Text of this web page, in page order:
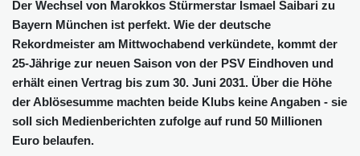
Der Wechsel von Marokkos Stürmerstar Ismael Saibari zu
Bayern München ist perfekt. Wie der deutsche
Rekordmeister am Mittwochabend verkündete, kommt der
25-Jährige zur neuen Saison von der PSV Eindhoven und
erhält einen Vertrag bis zum 30. Juni 2031. Über die Höhe
der Ablösesumme machten beide Klubs keine Angaben - sie
soll sich Medienberichten zufolge auf rund 50 Millionen
Euro belaufen.